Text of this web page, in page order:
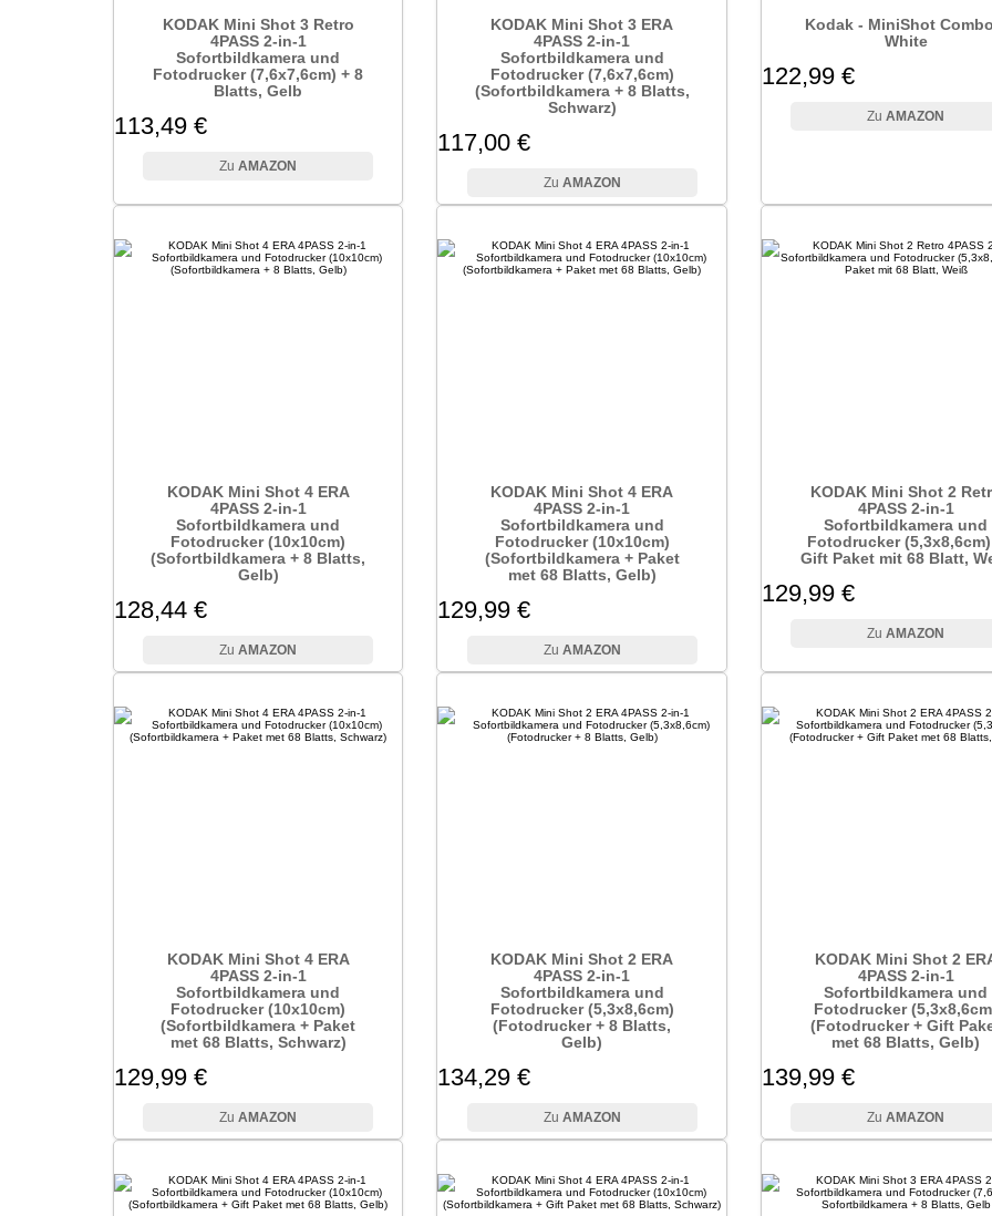
KODAK Mini Shot 3 Retro
4PASS 2-in-1
Sofortbildkamera und
Fotodrucker (7,6x7,6cm) + 8
Blatts, Gelb
113,49 €
AMAZON
KODAK Mini Shot 3 ERA
4PASS 2-in-1
Sofortbildkamera und
Fotodrucker (7,6x7,6cm)
(Sofortbildkamera + 8 Blatts,
Schwarz)
117,00 €
AMAZON
Kodak - MiniShot
White
122,99 €
AMAZON
KODAK Mini Shot 4 ERA
4PASS 2-in-1
Sofortbildkamera und
Fotodrucker (10x10cm)
(Sofortbildkamera + 8 Blatts,
Gelb)
128,44 €
AMAZON
KODAK Mini Shot 4 ERA
4PASS 2-in-1
Sofortbildkamera und
Fotodrucker (10x10cm)
(Sofortbildkamera + Paket
met 68 Blatts, Gelb)
129,99 €
AMAZON
KODAK Mini Shot 2
4PASS 2-in-1
Sofortbildkamera und
Fotodrucker
Gift Paket mit 68 Blatt,
129,99 €
AMAZON
KODAK Mini Shot 4 ERA
4PASS 2-in-1
Sofortbildkamera und
Fotodrucker (10x10cm)
(Sofortbildkamera + Paket
met 68 Blatts, Schwarz)
129,99 €
AMAZON
KODAK Mini Shot 2 ERA
4PASS 2-in-1
Sofortbildkamera und
Fotodrucker (5,3x8,6cm)
(Fotodrucker + 8 Blatts,
Gelb)
134,29 €
AMAZON
KODAK Mini Shot 2
4PASS 2-in-1
Sofortbildkamera und
Fotodrucker
(Fotodrucker + Gift
met 68 Blatts, Gelb)
139,99 €
AMAZON